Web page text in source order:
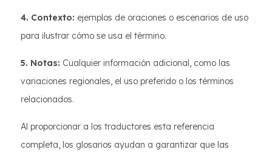
4. Contexto: ejemplos de oraciones o escenarios de uso
para ilustrar cómo se usa el término.
5. Notas: Cualquier información adicional, como las
variaciones regionales, el uso preferido o los términos
relacionados.
Al proporcionar a los traductores esta referencia
completa, los glosarios ayudan a garantizar que las